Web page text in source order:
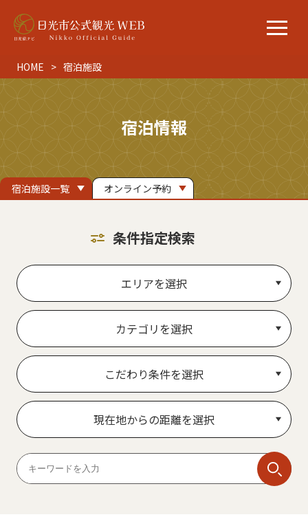
HOME 宿泊施設
宿泊情報
宿泊施設一覧 オンライン予約
条件指定検索
エリアを選択
カテゴリを選択
こだわり条件を選択
現在地からの距離を選択